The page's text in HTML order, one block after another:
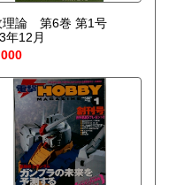
理論 第6巻 第1号
年12月